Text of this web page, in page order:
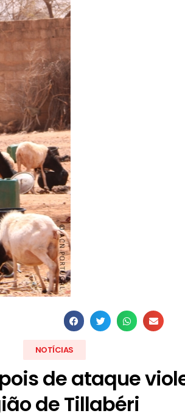
NOTÍCIAS
de ataque
de Tillabéri